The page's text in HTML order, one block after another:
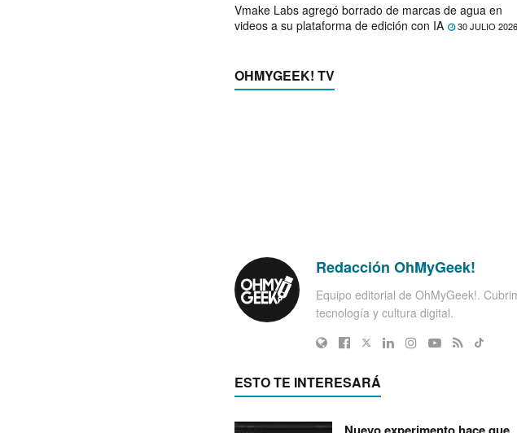
Vmake Labs agregó borrado de marcas de agua en
videos a su plataforma de edición con IA
30 JULIO 2026
OHMYGEEK! TV
Redacción OhMyGeek!
Equipo editorial de OhMyGeek!.
tecnología y cultura digital.
ESTO TE INTERESARÁ
Nuevo experimento hace que